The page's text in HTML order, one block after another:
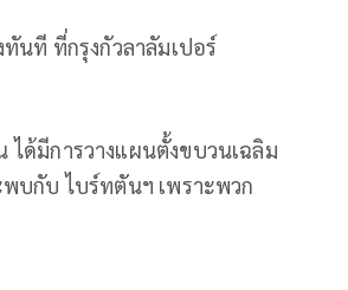
นที ที่กรุงกัวลาลัมเปอร์
ด้มีการวางแผนตั้งขบวนเฉลิม
บกับ ไบร์ทตันฯ เพราะพวก